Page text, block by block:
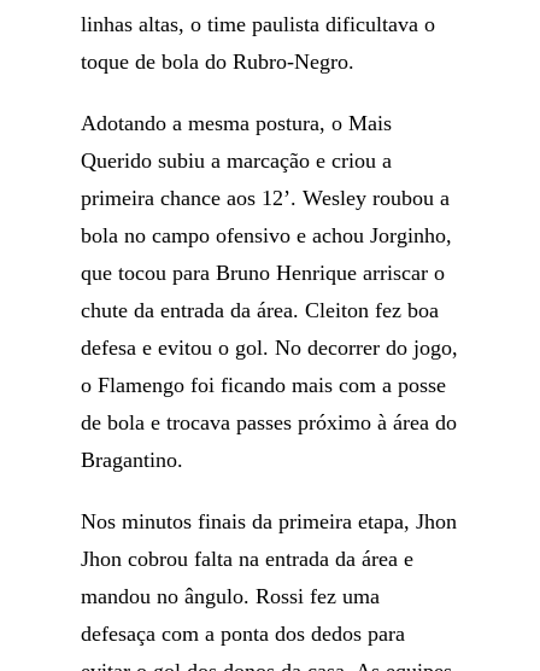
linhas altas, o time paulista dificultava o
toque de bola do Rubro-Negro.
Adotando a mesma postura, o Mais
Querido subiu a marcação e criou a
primeira chance aos 12’. Wesley roubou a
bola no campo ofensivo e achou Jorginho,
que tocou para Bruno Henrique arriscar o
chute da entrada da área. Cleiton fez boa
defesa e evitou o gol. No decorrer do jogo,
o Flamengo foi ficando mais com a posse
de bola e trocava passes próximo à área do
Bragantino.
Nos minutos finais da primeira etapa, Jhon
Jhon cobrou falta na entrada da área e
mandou no ângulo. Rossi fez uma
defesaça com a ponta dos dedos para